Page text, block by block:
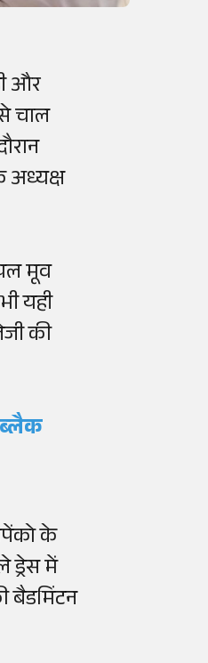
और
चाल
अध्यक्ष
मूव
यही
की
के
ड्रेस में
बैडमिंटन